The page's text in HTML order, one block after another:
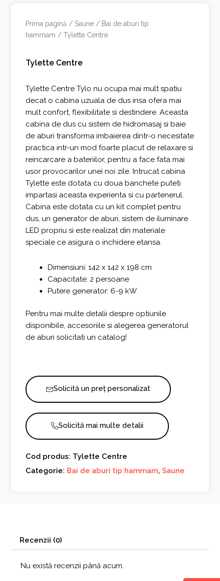
Prima pagină / Saune / Bai de aburi tip
hammam / Tylette Centre
Tylette Centre
Tylette Centre Tylo nu ocupa mai mult spatiu
decat o cabina uzuala de dus insa ofera mai
mult confort, flexibilitate si destindere. Aceasta
cabina de dus cu sistem de hidromasaj si baie
de aburi transforma imbaierea dintr-o necesitate
practica intr-un mod foarte placut de relaxare si
reincarcare a bateriilor, pentru a face fata mai
usor provocarilor unei noi zile. Intrucat cabina
Tylette este dotata cu doua banchete puteti
impartasi aceasta experienta si cu partenerul.
Cabina este dotata cu un kit complet pentru
dus, un generator de aburi, sistem de iluminare
LED propriu si este realizat din materiale
speciale ce asigura o inchidere etansa.
Dimensiuni: 142 x 142 x 198 cm
Capacitate: 2 persoane
Putere generator: 6-9 kW
Pentru mai multe detalii despre optiunile
disponibile, accesoriile si alegerea generatorul
de aburi solicitati un catalog!
Solicită un preț personalizat
Solicită mai multe detalii
Cod produs: Tylette Centre
Categorie: Bai de aburi tip hammam,Saune
Recenzii (0)
Nu există recenzii până acum.